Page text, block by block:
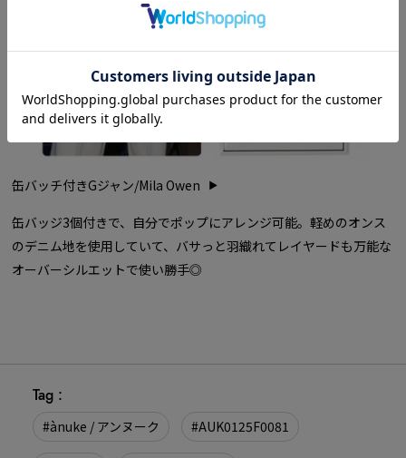
缶バッチ付きGジャン/Mila Owen
缶バッジ3個付きで、自分でポップにアレンジ可能。軽めのオンス
のデニム地を使用していて、バサっと羽織れてレイヤードも万能な
オーバーシルエットで使い勝手◎
Tag :
#ànuke / アンヌーク #AUK0125F0081